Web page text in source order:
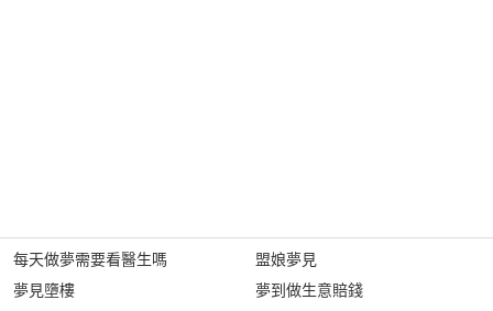
每天做夢需要看醫生嗎
夢見墮樓
盟娘夢見
夢到做生意賠錢